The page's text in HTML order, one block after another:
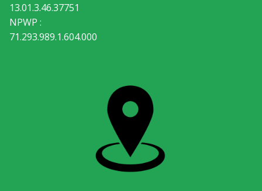
13.01.3.46.37751
NPWP :
71.293.989.1.604.000